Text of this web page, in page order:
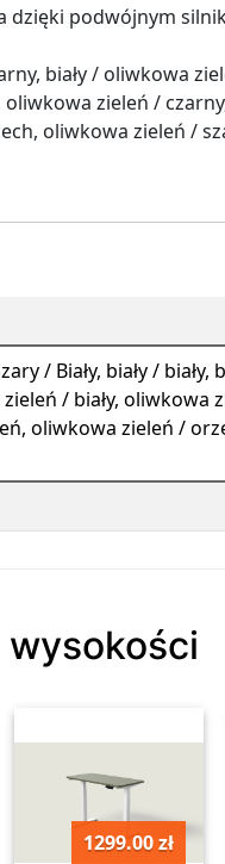
podwójnym
biały / oliwkowa
zieleń /
oliwkowa zieleń /
/ Biały, biały /
/ biały, oliwkowa
oliwkowa zieleń /
1299.00 zł